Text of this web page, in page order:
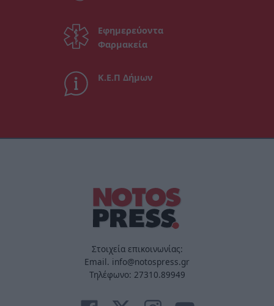
Εφημερεύοντα
Φαρμακεία
Κ.Ε.Π Δήμων
Στοιχεία επικοινωνίας:
Email. info@notospress.gr
Τηλέφωνο: 27310.89949